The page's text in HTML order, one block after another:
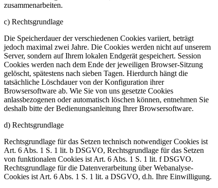
zusammenarbeiten.
c) Rechtsgrundlage
Die Speicherdauer der verschiedenen Cookies variiert, beträgt
jedoch maximal zwei Jahre. Die Cookies werden nicht auf unserem
Server, sondern auf Ihrem lokalen Endgerät gespeichert. Session
Cookies werden nach dem Ende der jeweiligen Browser-Sitzung
gelöscht, spätestens nach sieben Tagen. Hierdurch hängt die
tatsächliche Löschdauer von der Konfiguration ihrer
Browsersoftware ab. Wie Sie von uns gesetzte Cookies
anlassbezogenen oder automatisch löschen können, entnehmen Sie
deshalb bitte der Bedienungsanleitung Ihrer Browsersoftware.
d) Rechtsgrundlage
Rechtsgrundlage für das Setzen technisch notwendiger Cookies ist
Art. 6 Abs. 1 S. 1 lit. b DSGVO, Rechtsgrundlage für das Setzen
von funktionalen Cookies ist Art. 6 Abs. 1 S. 1 lit. f DSGVO.
Rechtsgrundlage für die Datenverarbeitung über Webanalyse-
Cookies ist Art. 6 Abs. 1 S. 1 lit. a DSGVO, d.h. Ihre Einwilligung.